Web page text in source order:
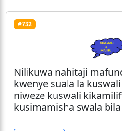
#732
Nilikuwa nahitaji
kwenye suala la
niweze kuswali
kusimamisha swala